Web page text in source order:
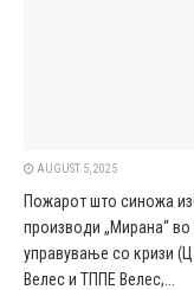
AUGUST 5, 2025
Пожарот што синожа
производи „Мирана“
управување со кризи
Велес и ТППЕ Велес,...